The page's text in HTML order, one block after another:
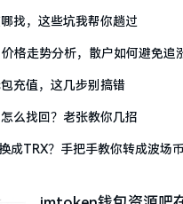
找，这些坑我帮你趟过
格走势分析，散户如何避免追
充值，这几步别搞错
么找回？老张教你几招
成TRX？手把手教你转成波场币